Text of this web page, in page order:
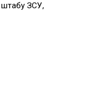
штабу ЗСУ,